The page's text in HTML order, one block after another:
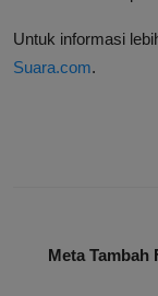
Untuk informasi
Suara.com.
Meta